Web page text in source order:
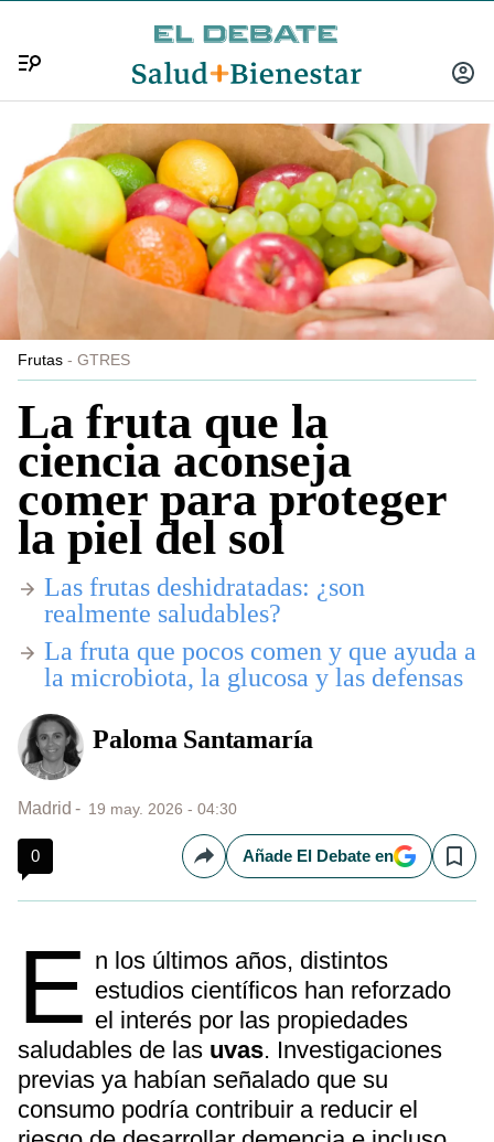
INICIAR
Frutas GTRES
La fruta que la
ciencia aconseja
comer para proteger
la piel del sol
Las frutas deshidratadas: ¿son
realmente saludables?
La fruta que pocos comen y que ayuda a
la microbiota, la glucosa y las defensas
Paloma Santamaría
Madrid 19 may. 2026 - 04:30
0 CompartirAñade El Debate en Save
E n los últimos años, distintos
estudios científicos han reforzado
el interés por las propiedades
saludables de las uvas. Investigaciones
previas ya habían señalado que su
consumo podría contribuir a reducir el